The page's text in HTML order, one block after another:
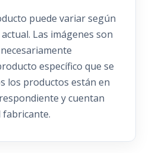
puede variar según
Las imágenes son
específico que se
los productos están en
y cuentan
fabricante.